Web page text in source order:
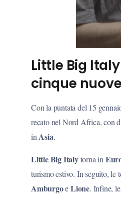
Little Big
cinque
Con la puntata del 15
recato nel Nord Africa, con
in Asia.
Little Big Italytorna in
turismo estivo. In seguito, le
AmburgoeLione. Infine,